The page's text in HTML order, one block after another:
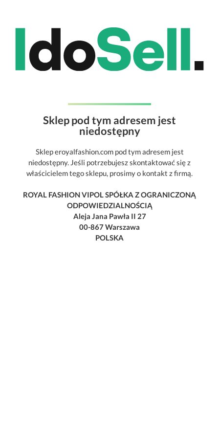
Sklep pod tym adresem jest
niedostępny
Sklep eroyalfashion.com pod tym adresem jest
niedostępny. Jeśli potrzebujesz skontaktować się z
właścicielem tego sklepu, prosimy o kontakt z firmą.
ROYAL FASHION VIPOL SPÓŁKA Z OGRANICZONĄ
ODPOWIEDZIALNOŚCIĄ
Aleja Jana Pawła II 27
00-867 Warszawa
POLSKA